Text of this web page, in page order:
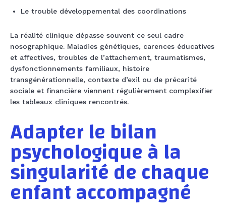
Le trouble développemental des coordinations
La réalité clinique dépasse souvent ce seul cadre
nosographique. Maladies génétiques, carences éducatives
et affectives, troubles de l’attachement, traumatismes,
dysfonctionnements familiaux, histoire
transgénérationnelle, contexte d’exil ou de précarité
sociale et financière viennent régulièrement complexifier
les tableaux cliniques rencontrés.
Adapter le bilan
psychologique à la
singularité de chaque
enfant accompagné